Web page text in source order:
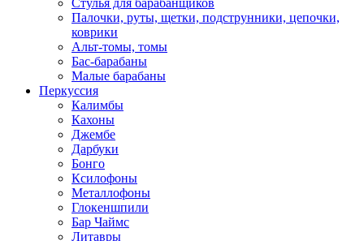
Стулья для барабанщиков
Палочки, руты, щетки, подструнники, цепочки,
коврики
Альт-томы, томы
Бас-барабаны
Малые барабаны
Перкуссия
Калимбы
Кахоны
Джембе
Дарбуки
Бонго
Ксилофоны
Металлофоны
Глокеншпили
Бар Чаймс
Литавры